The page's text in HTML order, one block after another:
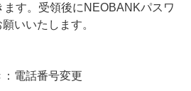
ます。受領後にNEOBANKパスワ
いいたします。
電話番号変更